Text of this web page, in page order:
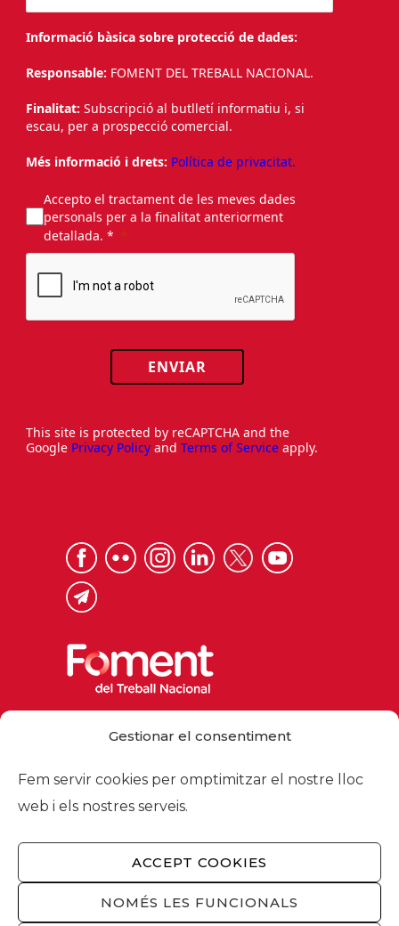
Gestionar el consentiment
Fem servir cookies per omptimitzar el nostre lloc
web i els nostres serveis.
ACCEPT COOKIES
NOMÉS LES FUNCIONALS
Informació bàsica sobre protecció de dades:
Responsable: FOMENT DEL TREBALL NACIONAL.
Finalitat: Subscripció al butlletí informatiu i, si
escau, per a prospecció comercial.
Més informació i drets: Política de privacitat.
Accepto el tractament de les meves dades
personals per a la finalitat anteriorment
detallada. *
ENVIAR
This site is protected by reCAPTCHA and the
Google Privacy Policy and Terms of Service apply.
foment@foment.com
© 2026 - Foment del Treball Nacional
Nosaltres